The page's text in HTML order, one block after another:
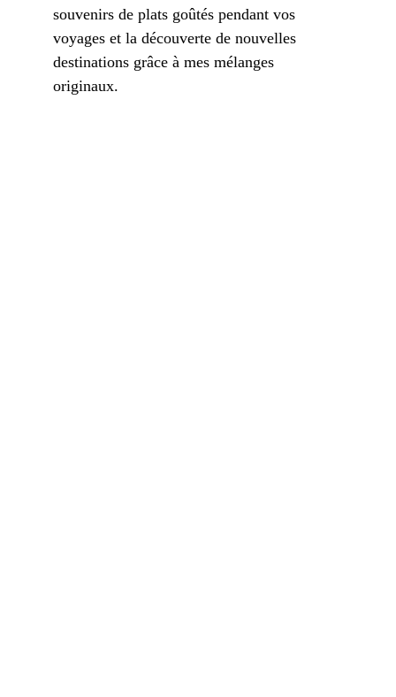
souvenirs de plats goûtés pendant vos
voyages et la découverte de nouvelles
destinations grâce à mes mélanges
originaux.